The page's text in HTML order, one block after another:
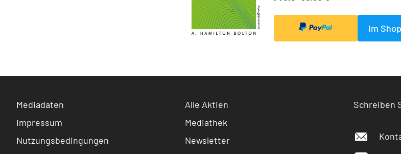
Im
Mediadaten
Impressum
Nutzungsbedingungen
Alle Aktien
Mediathek
Newsletter
Schreiben